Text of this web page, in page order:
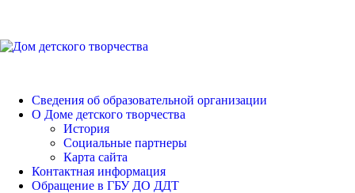
Основное
Сведения об образовательной организации
О Доме детского творчества
История
Социальные партнеры
Карта сайта
Контактная информация
Обращение в ГБУ ДО ДДТ